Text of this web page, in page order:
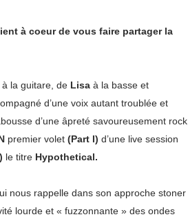
à coeur de vous faire partager la
la guitare, de Lisa à la basse et
d’une voix autant troublée et
d’une âpreté savoureusement rock,
premier volet (Part I) d’une live session
le titre Hypothetical.
nous rappelle dans son approche stoner
lourde et « fuzzonnante » des ondes